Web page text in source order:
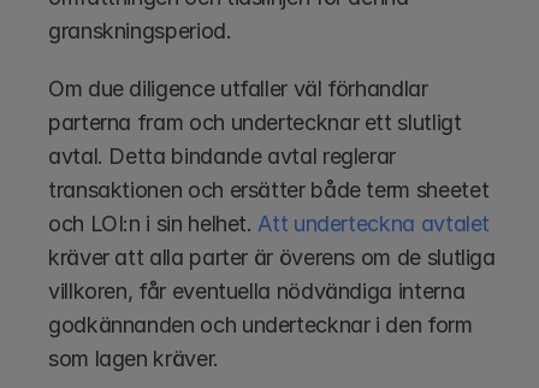
granskningsperiod.
Om due diligence utfaller väl förhandlar
parterna fram och undertecknar ett slutligt
avtal. Detta bindande avtal reglerar
transaktionen och ersätter både term sheetet
och LOI:n i sin helhet. Att underteckna avtalet
kräver att alla parter är överens om de slutliga
villkoren, får eventuella nödvändiga interna
godkännanden och undertecknar i den form
som lagen kräver.